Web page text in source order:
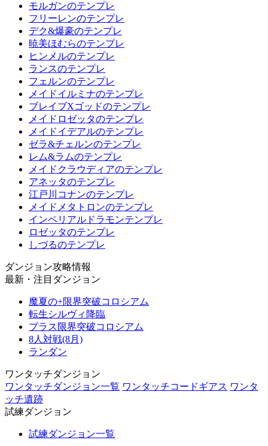
モルガンのテンプレ
フリーレンのテンプレ
デク&爆豪のテンプレ
暁美ほむらのテンプレ
ヒンメルのテンプレ
ランスのテンプレ
フェルンのテンプレ
メイドイルミナのテンプレ
ブレイブXゴッドのテンプレ
メイドロゼッタのテンプレ
メイドイデアルのテンプレ
ゼラ&チェルンのテンプレ
レム&ラムのテンプレ
メイドクラウディアのテンプレ
アネッタのテンプレ
江戸川コナンのテンプレ
メイドメタトロンのテンプレ
インペリアルドラモンテンプレ
ロゼッタのテンプレ
しづるのテンプレ
ダンジョン攻略情報
最新・注目ダンジョン
魔夏の+限界突破コロシアム
転生シルヴィ降臨
プラス限界突破コロシアム
8人対戦(8月)
ランダン
ワンタッチダンジョン
ワンタッチダンジョン一覧 ワンタッチコードギアス ワンタ
ッチ遺跡
試練ダンジョン
試練ダンジョン一覧